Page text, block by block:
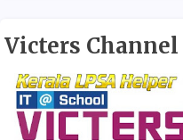
Victers